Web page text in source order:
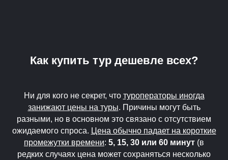
Как купить тур дешевле всех?
Ни для кого не секрет, что туроператоры иногда
занижают цены на туры. Причины могут быть
разными, но в основном это связано с отсутствием
ожидаемого спроса. Цена обычно падает на короткие
промежутки времени: 5, 15, 30 или 60 минут (в
редких случаях цена может сохраняться несколько